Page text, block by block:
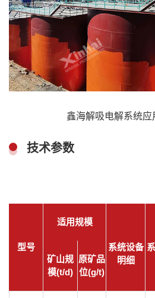
鑫海解吸电解系统应
技术参数
型号
适用规模
系统设备
明细
矿山规
模(t/d)
原矿品
位(g/t)